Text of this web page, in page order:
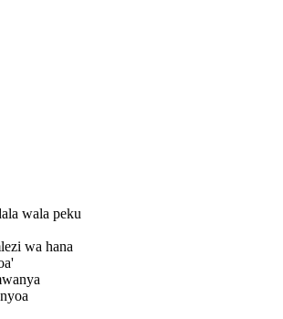
wala peku
wa hana